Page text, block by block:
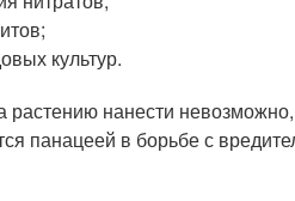
культур.
растению нанести
панацеей в борьбе с